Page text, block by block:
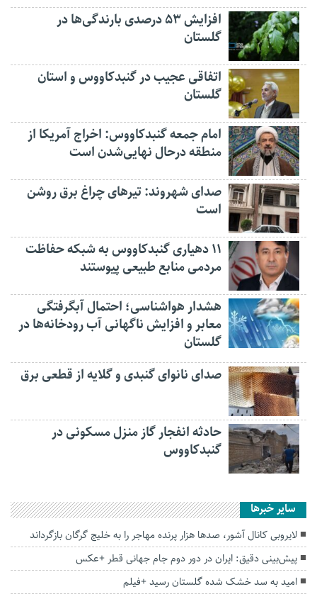
افزایش ۵۳ درصدی بارندگی‌ها در
گلستان
اتفاقی عجیب در‌ گنبدکاووس و استان
گلستان
امام جمعه گنبدکاووس: اخراج آمریکا از
منطقه درحال نهایی‌شدن است
صدای شهروند: تیرهای چراغ برق روشن
است
۱۱ دهیاری گنبدکاووس به شبکه حفاظت
مردمی منابع طبیعی پیوستند
هشدار هواشناسی؛ احتمال آبگرفتگی
معابر و افزایش ناگهانی آب رودخانه‌ها در
گلستان
صدای نانوای گنبدی و گلایه از قطعی برق
حادثه انفجار گاز منزل مسکونی در
گنبدکاووس
سایر خبرها
لایروبی کانال آشور، صدها هزار پرنده مهاجر را به خلیج گرگان بازگرداند
پیش‌بینی دقیق: ایران در دور دوم جام جهانی قطر +عکس
امید به سد خشک شده گلستان رسید +فیلم